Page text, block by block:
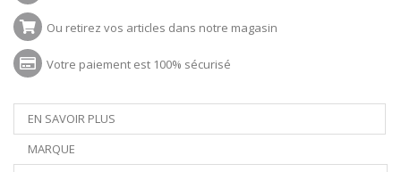
Ou retirez vos articles dans notre magasin
Votre paiement est 100% sécurisé
EN SAVOIR PLUS
MARQUE